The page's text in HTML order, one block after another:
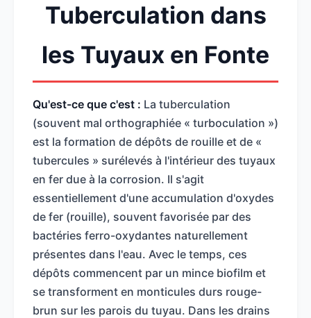
Tuberculation dans
les Tuyaux en Fonte
Qu'est-ce que c'est : La tuberculation
(souvent mal orthographiée « turboculation »)
est la formation de dépôts de rouille et de «
tubercules » surélevés à l'intérieur des tuyaux
en fer due à la corrosion. Il s'agit
essentiellement d'une accumulation d'oxydes
de fer (rouille), souvent favorisée par des
bactéries ferro-oxydantes naturellement
présentes dans l'eau. Avec le temps, ces
dépôts commencent par un mince biofilm et
se transforment en monticules durs rouge-
brun sur les parois du tuyau. Dans les drains